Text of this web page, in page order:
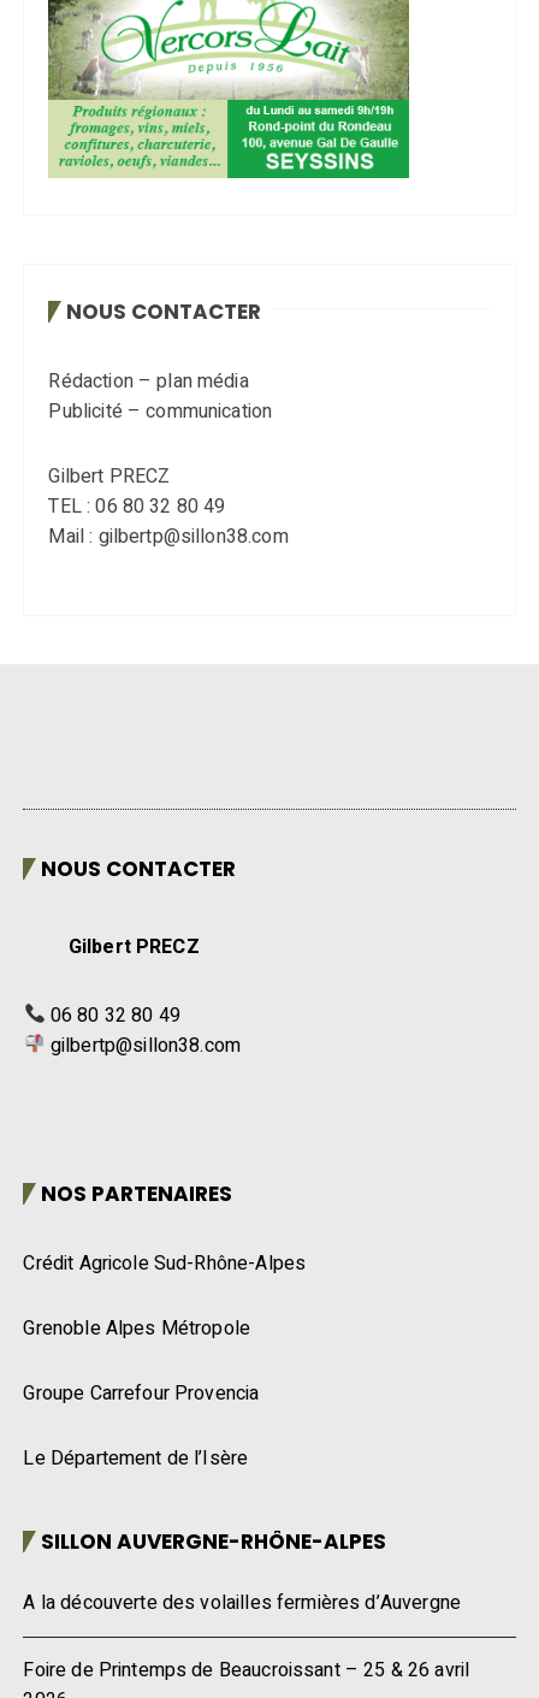
NOUS CONTACTER
Rédaction – plan média
Publicité – communication
Gilbert PRECZ
TEL : 06 80 32 80 49
Mail : gilbertp@sillon38.com
NOUS CONTACTER
Gilbert PRECZ
06 80 32 80 49
gilbertp@sillon38.com
NOS PARTENAIRES
Crédit Agricole Sud-Rhône-Alpes
Grenoble Alpes Métropole
Groupe Carrefour Provencia
Le Département de l’Isère
SILLON AUVERGNE-RHÔNE-ALPES
A la découverte des volailles fermières d’Auvergne
Foire de Printemps de Beaucroissant – 25 & 26 avril